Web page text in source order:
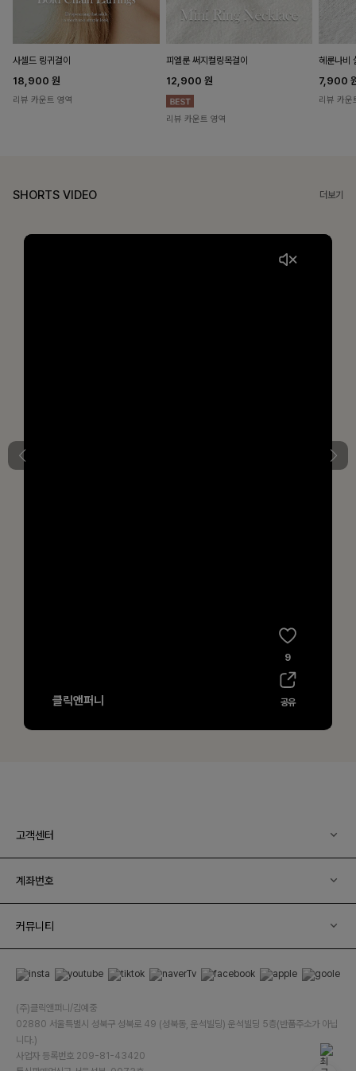
사셀드 링귀걸이
18,900 원
리뷰 카운트 영역
피엘룬 써지컬링목걸이
12,900 원
리뷰 카운트 영역
헤룬나비
7,900
리뷰 카운
SHORTS VIDEO 더보기
고객센터
계좌번호
커뮤니티
(주)클릭앤퍼니/김예중
02880 서울특별시 성북구 성북로 49 (성북동, 운석빌딩) 운석빌딩 5층(반품주소가 아닙
니다.)
사업자 등록번호 209-81-43420